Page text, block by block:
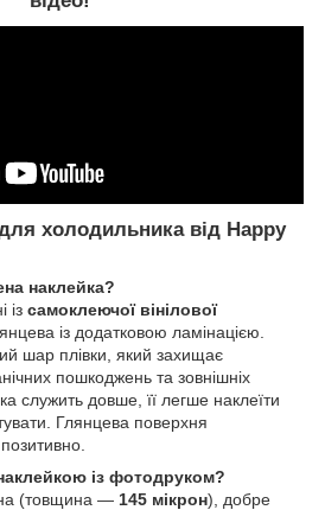
холодильника від Happy
наклейка?
із самоклеючої вінілової
із додатковою ламінацією.
шар плівки, який захищає
пошкоджень та зовнішніх
служить довше, її легше наклеїти
Глянцева поверхня
із фотодруком?
(товщина — 145 мікрон), добре